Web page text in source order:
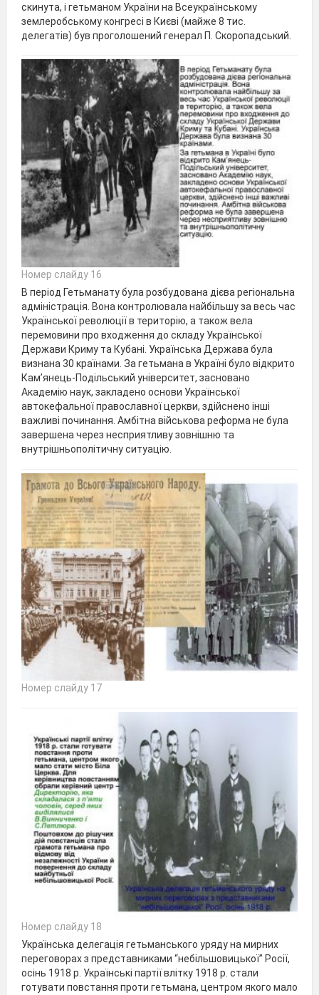
скинута, і гетьманом України на Всеукраїнському
землеробському конгресі в Києві (майже 8 тис.
делегатів) був проголошений генерал П. Скоропадський.
Номер слайду 16
В період Гетьманату була розбудована дієва регіональна
адміністрація. Вона контролювала найбільшу за весь час
Української революції в територію, а також вела
перемовини про входження до складу Української
Держави Криму та Кубані. Українська Держава була
визнана 30 країнами. За гетьмана в Україні було відкрито
Кам’янець-Подільський університет, засновано
Академію наук, закладено основи Української
автокефальної православної церкви, здійснено інші
важливі починання. Амбітна військова реформа не була
завершена через несприятливу зовнішню та
внутрішньополітичну ситуацію.
Номер слайду 17
Номер слайду 18
Українська делегація гетьманського уряду на мирних
переговорах з представниками “небільшовицької” Росії,
осінь 1918 р. Українські партії влітку 1918 р. стали
готувати повстання проти гетьмана, центром якого мало